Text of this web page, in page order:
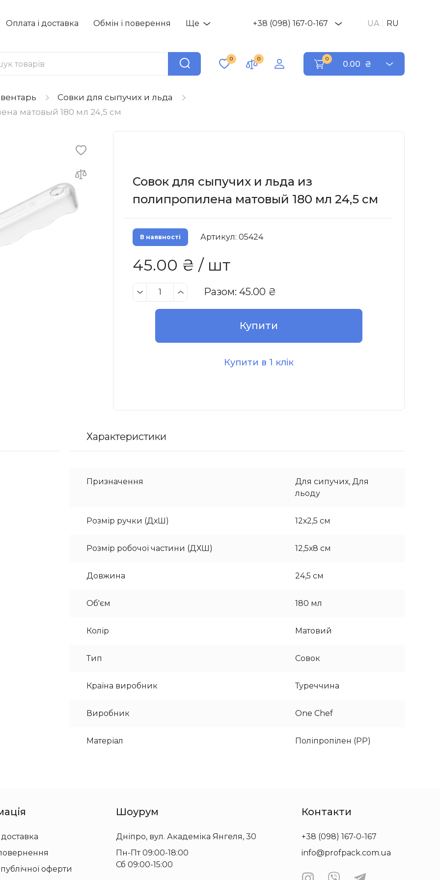
Оплата і доставка Обмін і поверення Ще +38 (098) 167-0-167 UA RU
0 0 0
0.00 ₴
Совки для сыпучих и льда
матовый 180 мл 24,5 см
Совок для сыпучих и льда из
полипропилена матовый 180 мл 24,5 см
В наявності Артикул: 05424
45.00 ₴ / шт
Разом: 45.00 ₴
Купити
Купити в 1 клік
Характеристики
Призначення
Для сипучих, Для
льоду
Розмір ручки (ДхШ) 12х2,5 см
Розмір робочої частини (ДХШ) 12,5х8 см
Довжина 24,5 см
Об'єм 180 мл
Колір Матовий
Тип Совок
Країна виробник Туреччина
Виробник One Chef
Матеріал Поліпропілен (PP)
оферти
Шоурум
Дніпро, вул. Академіка Янгеля, 30
Пн-Пт 09:00-18:00
Сб 09:00-15:00
Контакти
+38 (098) 167-0-167
info@profpack.com.ua